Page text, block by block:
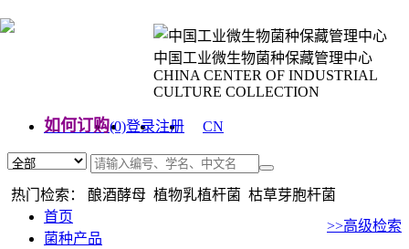
中国工业微生物菌种保藏管理中心
CHINA CENTER OF INDUSTRIAL
CULTURE COLLECTION
如何订购(0)登录注册
CN
热门检索： 酿酒酵母 植物乳植杆菌 枯草芽胞杆菌
>>高级检索
首页
菌种产品